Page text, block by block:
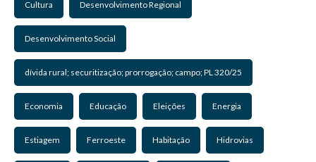
Cultura Desenvolvimento Regional
Desenvolvimento Social
dívida rural; securitização; prorrogação; campo; PL 320/25
Economia Educação Eleições Energia
Estiagem Ferroeste Habitação Hidrovias